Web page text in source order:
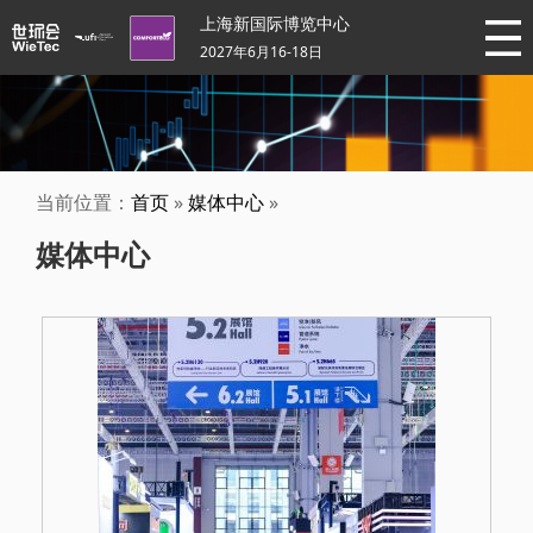
上海新国际博览中心
2027年6月16-18日
当前位置： 首页 »媒体中心 »
媒体中心